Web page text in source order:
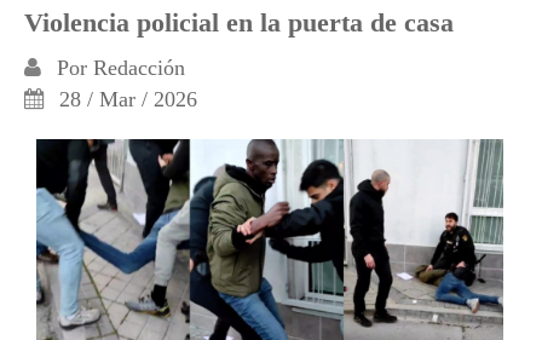
Violencia policial en la puerta de casa
Por Redacción
28 / Mar / 2026